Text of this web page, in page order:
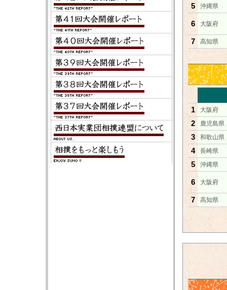
5 沖縄県
6 大阪府
7 高知県
1 大阪府
2 鹿児島県
3 和歌山県
4 長崎県
5 沖縄県
6 大阪府
7 高知県